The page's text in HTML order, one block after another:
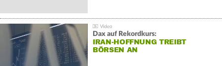
Dax auf Rekordkurs:
IRAN-HOFFNUNG TREIBT
BÖRSEN AN